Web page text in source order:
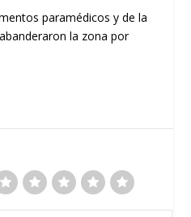
paramédicos y de la
la zona por